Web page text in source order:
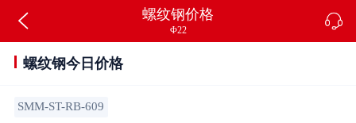
螺纹钢价格
Φ22
螺纹钢今日价格
SMM-ST-RB-609